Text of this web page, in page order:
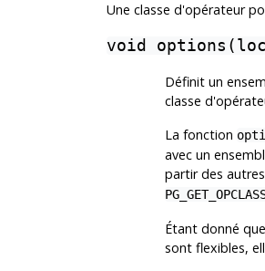
Une classe d'opérateur
void
Définit un
classe
La fonction
avec un
partir des
Étant donné
sont flexibles,